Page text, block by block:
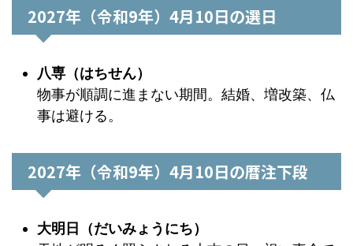
2027年（令和9年）4月10日の選日
八専（はちせん）
物事が順調に進まない期間。結婚、増改築、仏
事は避ける。
2027年（令和9年）4月10日の暦注下段
大明日（だいみょうにち）